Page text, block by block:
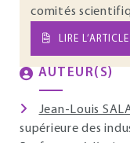
comités
LIRE L’ARTICLE
AUTEUR(S)
Jean-Louis
supérieure des